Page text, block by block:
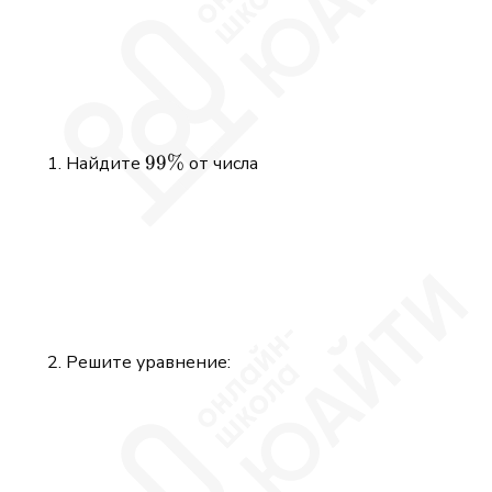
Найдите 99\%
99% от числа
Решите уравнение: